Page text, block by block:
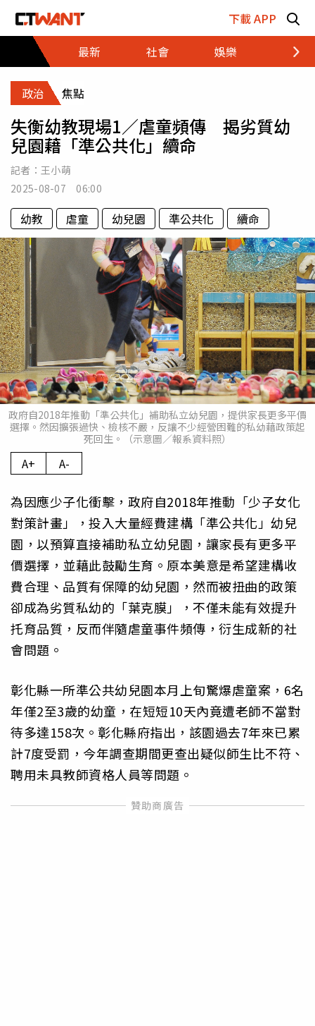
下載 APP
最新
社會 娛樂 財經
政治 焦點
失衡幼教現場1／虐童頻傳 揭劣質幼
兒園藉「準公共化」續命
記者： 王小萌
2025-08-07 06:00
幼教 虐童 幼兒園 準公共化 續命
政府自2018年推動「準公共化」補助私立幼兒園，提供家長更多平價
選擇。然因擴張過快、檢核不嚴，反讓不少經營困難的私幼藉政策起
死回生。（示意圖／報系資料照）
A+ A-
為因應少子化衝擊，政府自2018年推動「少子女化
對策計畫」，投入大量經費建構「準公共化」幼兒
園，以預算直接補助私立幼兒園，讓家長有更多平
價選擇，並藉此鼓勵生育。原本美意是希望建構收
費合理、品質有保障的幼兒園，然而被扭曲的政策
卻成為劣質私幼的「葉克膜」，不僅未能有效提升
托育品質，反而伴隨虐童事件頻傳，衍生成新的社
會問題。
彰化縣一所準公共幼兒園本月上旬驚爆虐童案，6名
年僅2至3歲的幼童，在短短10天內竟遭老師不當對
待多達158次。彰化縣府指出，該園過去7年來已累
計7度受罰，今年調查期間更查出疑似師生比不符、
聘用未具教師資格人員等問題。